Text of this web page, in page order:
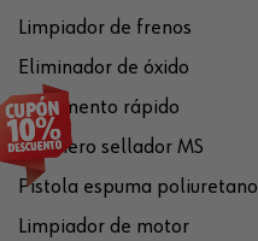
Limpiador de frenos
Eliminador de óxido
Pegamento rápido
Polímero sellador MS
Pistola espuma poliuretano
Limpiador de motor